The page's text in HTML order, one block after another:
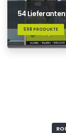
54 Lieferanten
598 PRODUKTE